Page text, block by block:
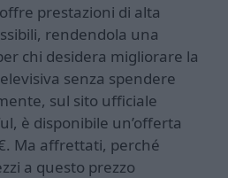
prestazioni di alta
rendendola una
chi desidera migliorare la
senza spendere
sul sito ufficiale
è disponibile un’offerta
Ma affrettati, perché
a questo prezzo